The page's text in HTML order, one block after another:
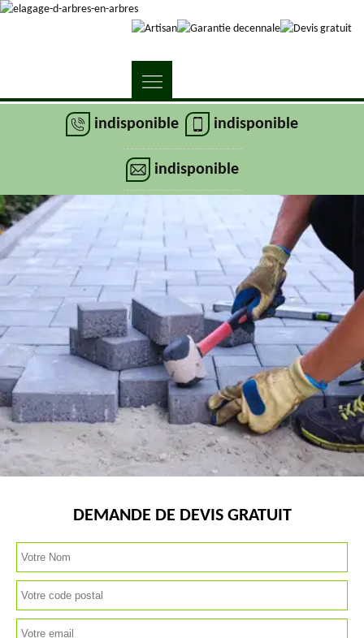
indisponible indisponible
indisponible
DEMANDE DE DEVIS GRATUIT